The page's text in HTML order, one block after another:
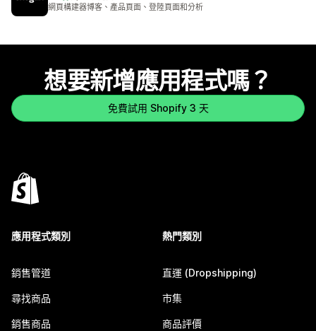
網頁構建器博客、產品頁面、登陸頁面和分析
想要新增應用程式嗎？
免費試用 Shopify 3 天
應用程式類別
銷售管道
尋找商品
銷售商品
熱門類別
直運 (Dropshipping)
市集
商品評價